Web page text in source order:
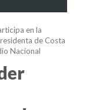
en la
de Costa
Nacional